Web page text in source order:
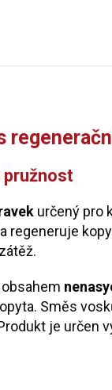
pružnost
určený pro
regeneruje
Směs
je určen